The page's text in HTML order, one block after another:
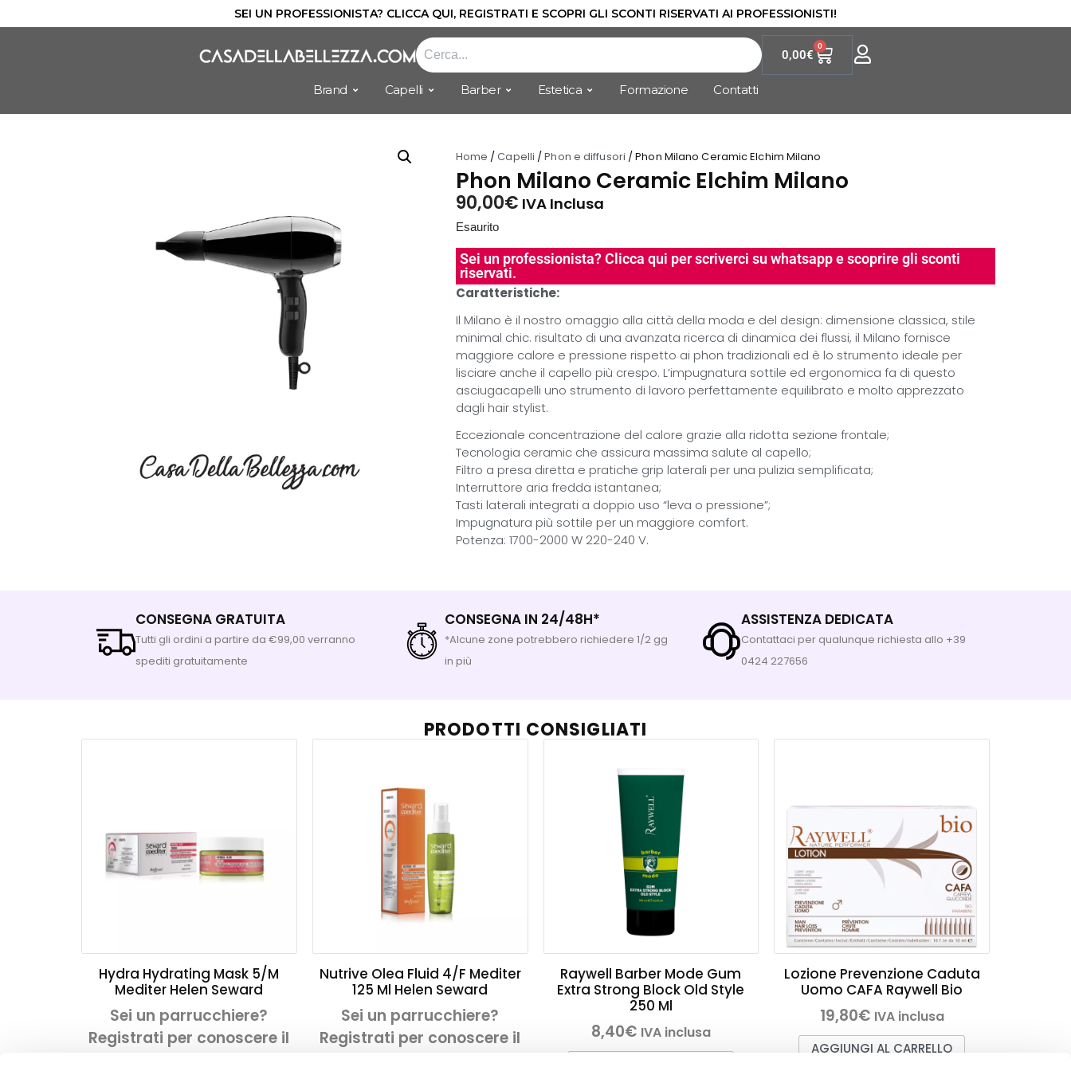
SEI UN PROFESSIONISTA? CLICCA QUI, REGISTRATI E SCOPRI GLI SCONTI RISERVATI AI PROFESSIONISTI!
Brand Capelli Barber Estetica Formazione Contatti
0,00€
0
Home /Capelli /Phon e diffusori / Phon Milano Ceramic Elchim Milano
Phon Milano Ceramic Elchim Milano
90,00€ IVA Inclusa
Esaurito
Sei un professionista? Clicca qui per scriverci su whatsapp e scoprire gli sconti
riservati.
Caratteristiche:
Il Milano è il nostro omaggio alla città della moda e del design: dimensione classica, stile
minimal chic. risultato di una avanzata ricerca di dinamica dei flussi, il Milano fornisce
maggiore calore e pressione rispetto ai phon tradizionali ed è lo strumento ideale per
lisciare anche il capello più crespo. L’impugnatura sottile ed ergonomica fa di questo
asciugacapelli uno strumento di lavoro perfettamente equilibrato e molto apprezzato
dagli hair stylist.
Eccezionale concentrazione del calore grazie alla ridotta sezione frontale;
Tecnologia ceramic che assicura massima salute al capello;
Filtro a presa diretta e pratiche grip laterali per una pulizia semplificata;
Interruttore aria fredda istantanea;
Tasti laterali integrati a doppio uso “leva o pressione”;
Impugnatura più sottile per un maggiore comfort.
Potenza: 1700-2000 W 220-240 V.
CONSEGNA GRATUITA
Tutti gli ordini a partire da €99,00 verranno
spediti gratuitamente
CONSEGNA IN 24/48H*
*Alcune zone potrebbero richiedere 1/2 gg
in più
ASSISTENZA DEDICATA
Contattaci per qualunque richiesta allo +39
0424 227656
PRODOTTI CONSIGLIATI
Hydra Hydrating Mask 5/M
Mediter Helen Seward
Sei un parrucchiere?
Registrati per conoscere il
Nutrive Olea Fluid 4/F Mediter
125 Ml Helen Seward
Sei un parrucchiere?
Registrati per conoscere il
Raywell Barber Mode Gum
Extra Strong Block Old Style
250 Ml
8,40€ IVA inclusa
Lozione Prevenzione Caduta
Uomo CAFA Raywell Bio
19,80€ IVA inclusa
AGGIUNGI AL CARRELLO